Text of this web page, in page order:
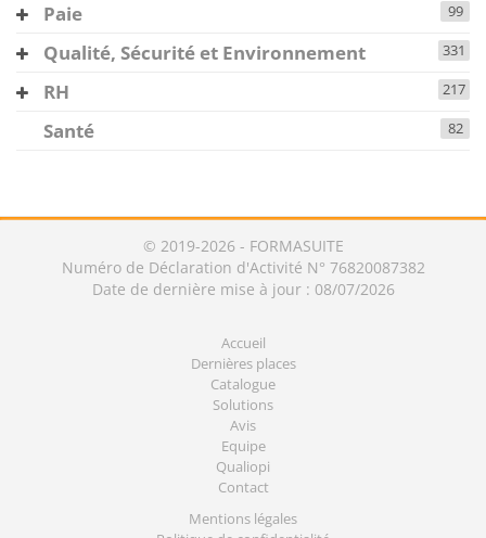
Paie 99
Qualité, Sécurité et Environnement 331
RH 217
Santé 82
© 2019-2026 - FORMASUITE
Numéro de Déclaration d'Activité N° 76820087382
Date de dernière mise à jour : 08/07/2026
Accueil
Dernières places
Catalogue
Solutions
Avis
Equipe
Qualiopi
Contact
Mentions légales